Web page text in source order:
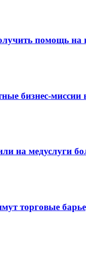
помощь
бизнес-
на медуслуги
торговые